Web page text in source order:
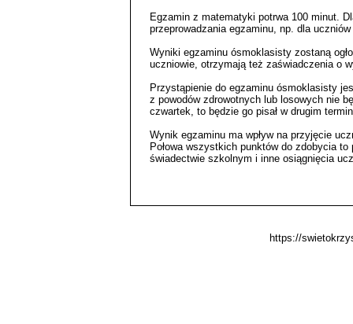
Egzamin z matematyki potrwa 100 minut.
przeprowadzania egzaminu, np. dla
Wyniki egzaminu ósmoklasisty zostaną
uczniowie, otrzymają też zaświadczenia o
Przystąpienie do egzaminu ósmoklasisty
z powodów zdrowotnych lub losowych nie
czwartek, to będzie go pisał w drugim
Wynik egzaminu ma wpływ na przyjęcie
Połowa wszystkich punktów do zdobycia
świadectwie szkolnym i inne osiągnięcia
https://